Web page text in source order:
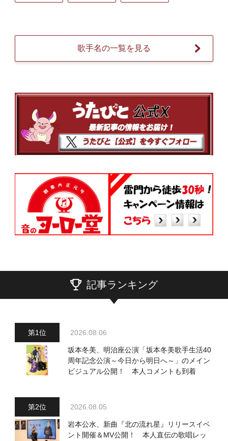
歌手名の一覧を見る
記事ランキング
2026.08.06
坂本冬美、明治座公演「坂本冬美歌手生活40
周年記念公演～今日から明日へ～」のメイン
ビジュアル公開！ 本人コメントも到着
2026.08.05
岩本公水、新曲『北の流れ星』リリースイベ
ント開催＆MV公開！ 本人直伝の歌唱レッ